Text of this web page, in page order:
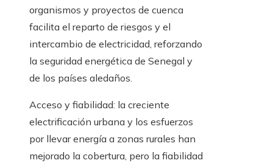
organismos y proyectos de cuenca
facilita el reparto de riesgos y el
intercambio de electricidad, reforzando
la seguridad energética de Senegal y
de los países aledaños.
Acceso y fiabilidad: la creciente
electrificación urbana y los esfuerzos
por llevar energía a zonas rurales han
mejorado la cobertura, pero la fiabilidad